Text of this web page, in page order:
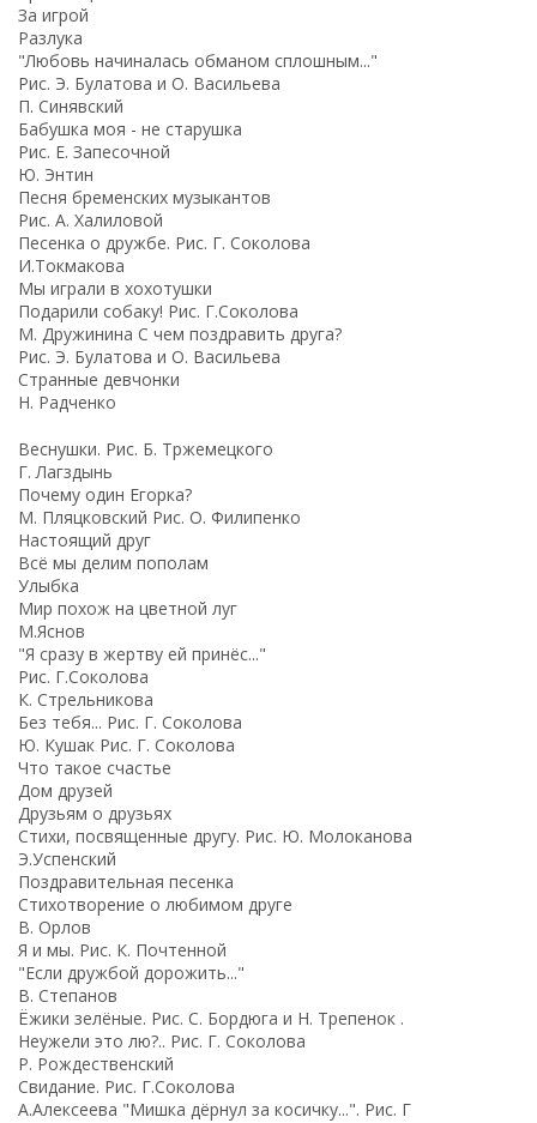
За игрой
Разлука
"Любовь начиналась обманом сплошным..."
Рис. Э. Булатова и О. Васильева
П. Синявский
Бабушка моя - не старушка
Рис. Е. Запесочной
Ю. Энтин
Песня бременских музыкантов
Рис. А. Халиловой
Песенка о дружбе. Рис. Г. Соколова
И.Токмакова
Мы играли в хохотушки
Подарили собаку! Рис. Г.Соколова
М. Дружинина С чем поздравить друга?
Рис. Э. Булатова и О. Васильева
Странные девчонки
Н. Радченко
Веснушки. Рис. Б. Тржемецкого
Г. Лагздынь
Почему один Егорка?
М. Пляцковский Рис. О. Филипенко
Настоящий друг
Всё мы делим пополам
Улыбка
Мир похож на цветной луг
М.Яснов
"Я сразу в жертву ей принёс..."
Рис. Г.Соколова
К. Стрельникова
Без тебя... Рис. Г. Соколова
Ю. Кушак Рис. Г. Соколова
Что такое счастье
Дом друзей
Друзьям о друзьях
Стихи, посвященные другу. Рис. Ю. Молоканова
Э.Успенский
Поздравительная песенка
Стихотворение о любимом друге
В. Орлов
Я и мы. Рис. К. Почтенной
"Если дружбой дорожить..."
В. Степанов
Ёжики зелёные. Рис. С. Бордюга и Н. Трепенок .
Неужели это лю?.. Рис. Г. Соколова
Р. Рождественский
Свидание. Рис. Г.Соколова
А.Алексеева "Мишка дёрнул за косичку...". Рис. Г